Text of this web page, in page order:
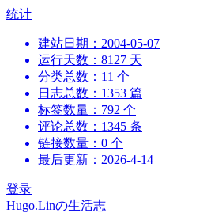
跳
统计
建站日期：2004-05-07
运行天数：8127 天
分类总数：11 个
日志总数：1353 篇
标签数量：792 个
评论总数：1345 条
链接数量：0 个
最后更新：2026-4-14
登录
Hugo.Linの生活志